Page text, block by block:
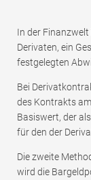
In der
Derivaten, ein
festgelegten
Bei
des Kontrakts
Basiswert, der
für den der
Die zweite
wird die